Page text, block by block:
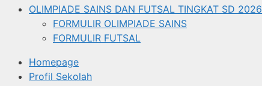
OLIMPIADE SAINS DAN FUTSAL TINGKAT SD 2026
FORMULIR OLIMPIADE SAINS
FORMULIR FUTSAL
Homepage
Profil Sekolah